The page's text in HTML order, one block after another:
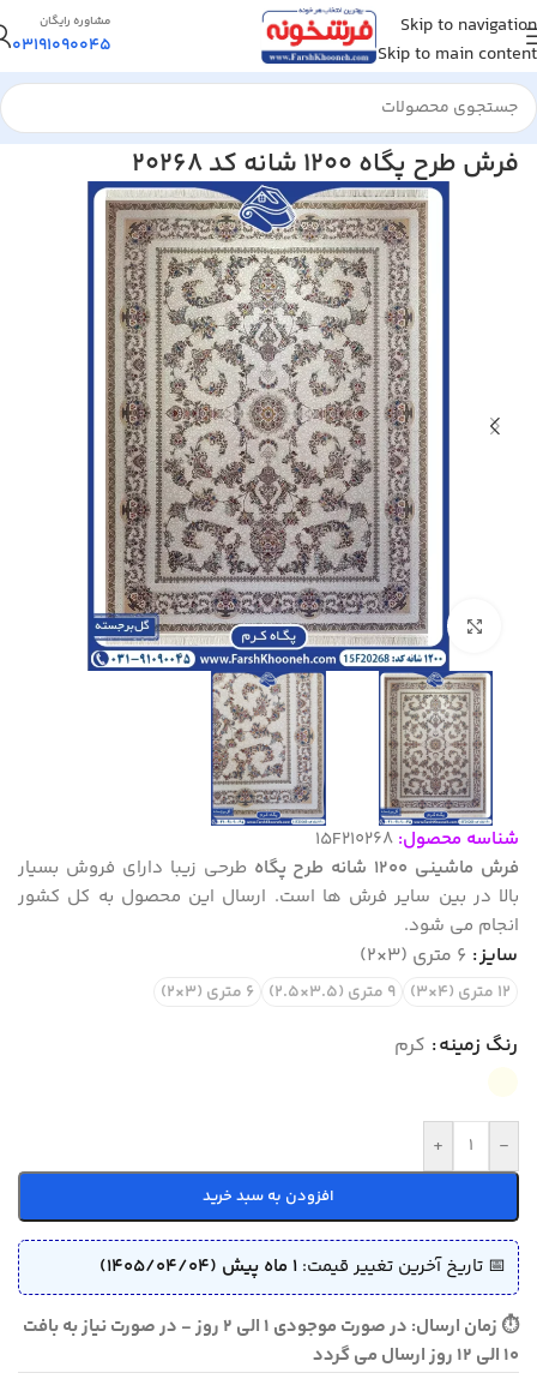
Skip to navigation
Skip to main content
مشاوره رایگان
03191090045
خانه/فرش ماشینی/فرش 1200 شانه
فرش طرح پگاه 1200 شانه کد 20268
بزرگنمایی تصویر
شناسه محصول: 15F210268
فرش ماشینی 1200 شانه طرح پگاه
طرحی زیبا دارای فروش بسیار
بالا در بین سایر فرش ها است. ارسال این محصول به کل کشور
انجام می شود.
سایز 6 متری (3×2)
12 متری (4×3) 9 متری (3.5×2.5) 6 متری (3×2)
رنگ زمینه کرم
-
+
افزودن به سبد خرید
📅 تاریخ آخرین تغییر قیمت: 1 ماه پیش (1405/04/04)
⏱ زمان ارسال: در صورت موجودی 1 الی 2 روز - در صورت نیاز به بافت
10 الی 12 روز ارسال می گردد